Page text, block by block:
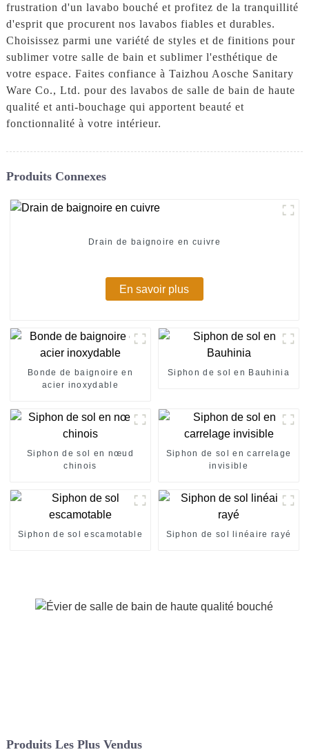
frustration d'un lavabo bouché et profitez de la tranquillité
d'esprit que procurent nos lavabos fiables et durables.
Choisissez parmi une variété de styles et de finitions pour
sublimer votre salle de bain et sublimer l'esthétique de
votre espace. Faites confiance à Taizhou Aosche Sanitary
Ware Co., Ltd. pour des lavabos de salle de bain de haute
qualité et anti-bouchage qui apportent beauté et
fonctionnalité à votre intérieur.
Produits Connexes
Drain de baignoire en cuivre
En savoir plus
Bonde de baignoire en
acier inoxydable
Siphon de sol en Bauhinia
Siphon de sol en nœud
chinois
Siphon de sol en carrelage
invisible
Siphon de sol escamotable Siphon de sol linéaire rayé
Produits Les Plus Vendus